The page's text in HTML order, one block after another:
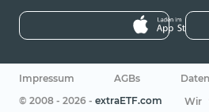
Impressum AGBs
© 2008 - 2026 - extraETF.com Wir